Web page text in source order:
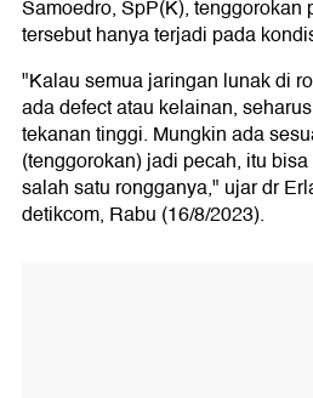
Samoedro, SpP(K),
tersebut hanya terjadi pada
"Kalau semua jaringan lunak di
ada defect atau kelainan,
tekanan tinggi. Mungkin ada
(tenggorokan) jadi pecah, itu
salah satu rongganya," ujar dr
detikcom, Rabu (16/8/2023).